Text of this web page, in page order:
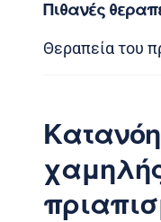
Πιθανές
Θεραπεία του